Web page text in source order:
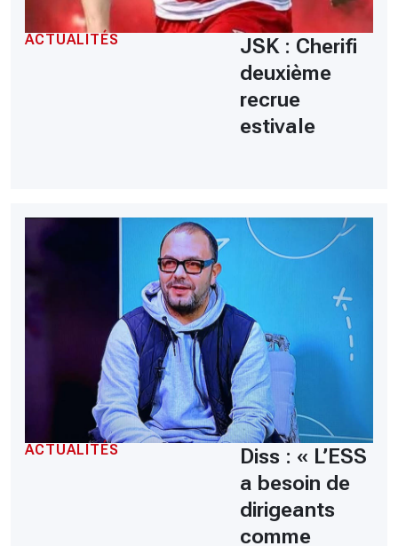
ACTUALITÉS
JSK : Cherifi
deuxième
recrue
estivale
ACTUALITÉS
Diss : « L’ESS
a besoin de
dirigeants
comme